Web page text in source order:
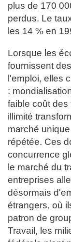
plus de 170
perdus. Le
les 14 % en
Lorsque les
fournissent
l'emploi, elles
:
faible coût des
illimité
marché
répétée. Ces
concurrence
le marché du
entreprises
désormais
étrangers, où
patron de
Travail, les